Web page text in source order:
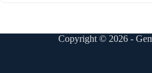
Copyright © 2026 -